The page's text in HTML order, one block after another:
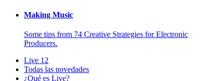
Making Music
Some tips from 74 Creative Strategies for Electronic
Producers.
Live 12
Todas las novedades
¿Qué es Live?